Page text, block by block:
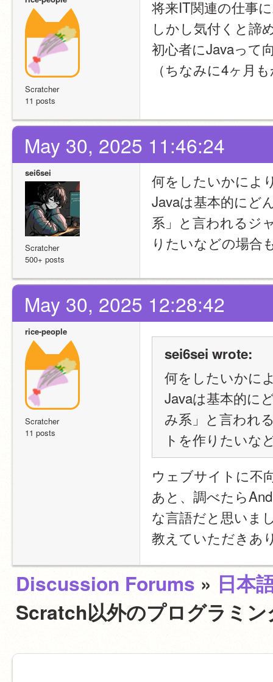
Scratcher
11 posts
将来IT関連の仕事
しかし気付くと諦
初心者にJavaって
（ちなみに4ヶ月
May 30, 2025 11:46:24
sei6sei
Scratcher
500+ posts
何をしたいかによ
Javaは基本的にど
系」と言われるジ
りたいなどの場合
May 30, 2025 12:28:42
rice-people
Scratcher
11 posts
sei6sei wrote:
何をしたいかに
Javaは基本的に
み系」と言われ
トを作りたいな
ウェブサイトに不
あと、調べたら
な言語だと思いま
教えていただきあ
Discussion Forums » 日本
Scratch以外のプログラミ